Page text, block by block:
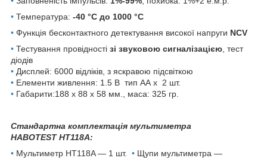
• Температура: -40 °C до 1000 °C
• Функція бесконтактного детектування високої напруги NCV
• Тестування провідності зі звуковою сигналізацією , тест
діодів
• Дисплей: 6000 відліків, з яскравою підсвіткою
• Елементи живлення: 1.5 В тип АA х 2 шт.
• Габарити:188 х 88 х 58 мм., маса: 325 гр.
Стандартна комплектація мультиметра
HABOTEST HT118A:
• Мультиметр HT118A — 1 шт. • Щупи мультиметра —